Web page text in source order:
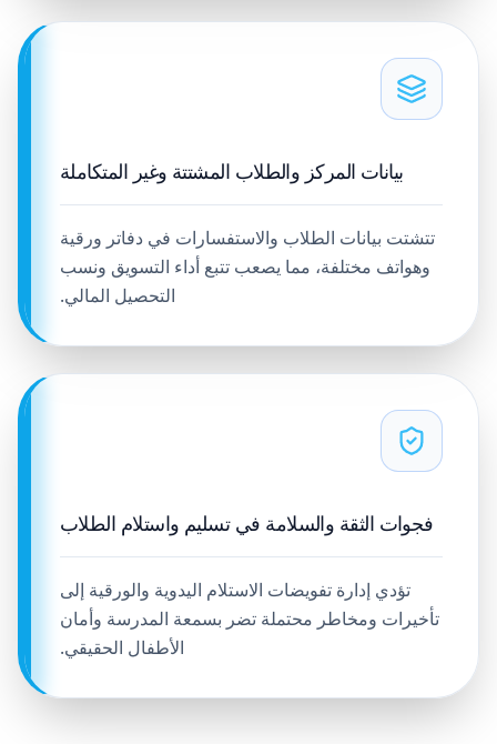
بيانات المركز والطلاب المشتتة وغير المتكاملة
تتشتت بيانات الطلاب والاستفسارات في دفاتر ورقية
وهواتف مختلفة، مما يصعب تتبع أداء التسويق ونسب
التحصيل المالي.
فجوات الثقة والسلامة في تسليم واستلام الطلاب
تؤدي إدارة تفويضات الاستلام اليدوية والورقية إلى
تأخيرات ومخاطر محتملة تضر بسمعة المدرسة وأمان
الأطفال الحقيقي.